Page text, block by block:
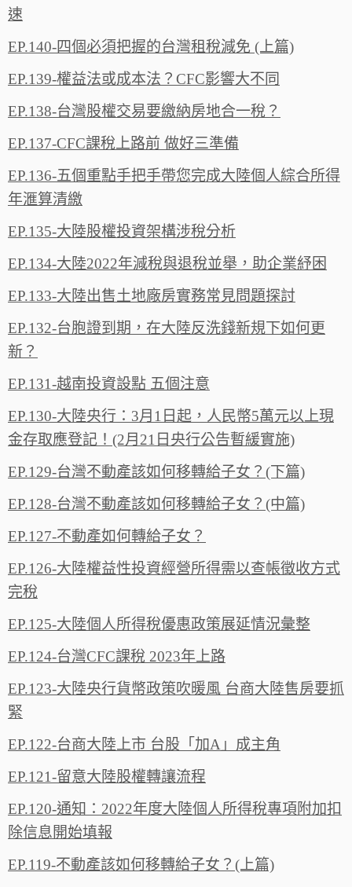
速
EP.140-四個必須把握的台灣租稅減免 (上篇)
EP.139-權益法或成本法？CFC影響大不同
EP.138-台灣股權交易要繳納房地合一稅？
EP.137-CFC課稅上路前 做好三準備
EP.136-五個重點手把手帶您完成大陸個人綜合所得
年滙算清繳
EP.135-大陸股權投資架構涉稅分析
EP.134-大陸2022年減稅與退稅並舉，助企業紓困
EP.133-大陸出售土地廠房實務常見問題探討
EP.132-台胞證到期，在大陸反洗錢新規下如何更
新？
EP.131-越南投資設點 五個注意
EP.130-大陸央行：3月1日起，人民幣5萬元以上現
金存取應登記！(2月21日央行公告暫緩實施)
EP.129-台灣不動產該如何移轉給子女？(下篇)
EP.128-台灣不動產該如何移轉給子女？(中篇)
EP.127-不動產如何轉給子女？
EP.126-大陸權益性投資經營所得需以查帳徵收方式
完稅
EP.125-大陸個人所得稅優惠政策展延情況彙整
EP.124-台灣CFC課稅 2023年上路
EP.123-大陸央行貨幣政策吹暖風 台商大陸售房要抓
緊
EP.122-台商大陸上市 台股「加A」成主角
EP.121-留意大陸股權轉讓流程
EP.120-通知：2022年度大陸個人所得稅專項附加扣
除信息開始填報
EP.119-不動產該如何移轉給子女？(上篇)